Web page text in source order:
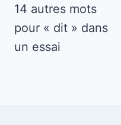
de
l’article
14 autres mots
pour « dit » dans
un essai